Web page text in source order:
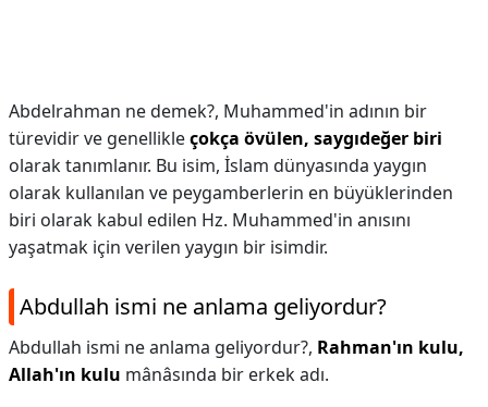
Abdelrahman ne demek?, Muhammed'in adının bir
türevidir ve genellikleçokça övülen, saygıdeğer biri
olarak tanımlanır. Bu isim, İslam dünyasında yaygın
olarak kullanılan ve peygamberlerin en büyüklerinden
biri olarak kabul edilen Hz. Muhammed'in anısını
yaşatmak için verilen yaygın bir isimdir.
Abdullah ismi ne anlama geliyordur?
Abdullah ismi ne anlama geliyordur?, Rahman'ın kulu,
Allah'ın kulu mânâsında bir erkek adı.